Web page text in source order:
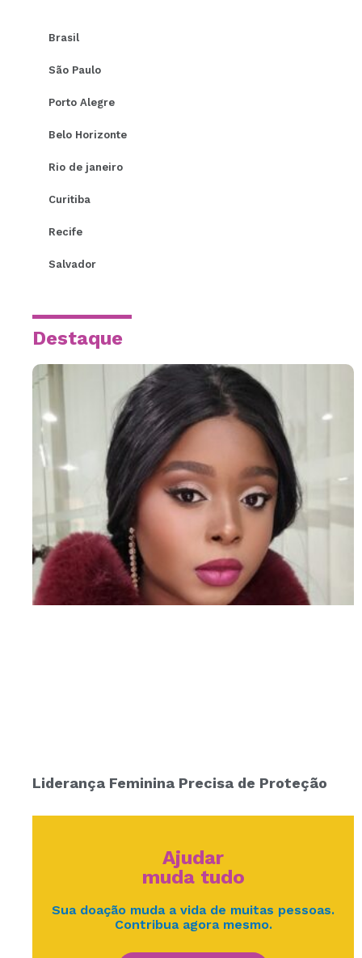
Brasil
São Paulo
Porto Alegre
Belo Horizonte
Rio de janeiro
Curitiba
Recife
Salvador
Destaque
Liderança Feminina Precisa de Proteção
Ajudar
muda tudo
Sua doação muda a vida de muitas pessoas.
Contribua agora mesmo.